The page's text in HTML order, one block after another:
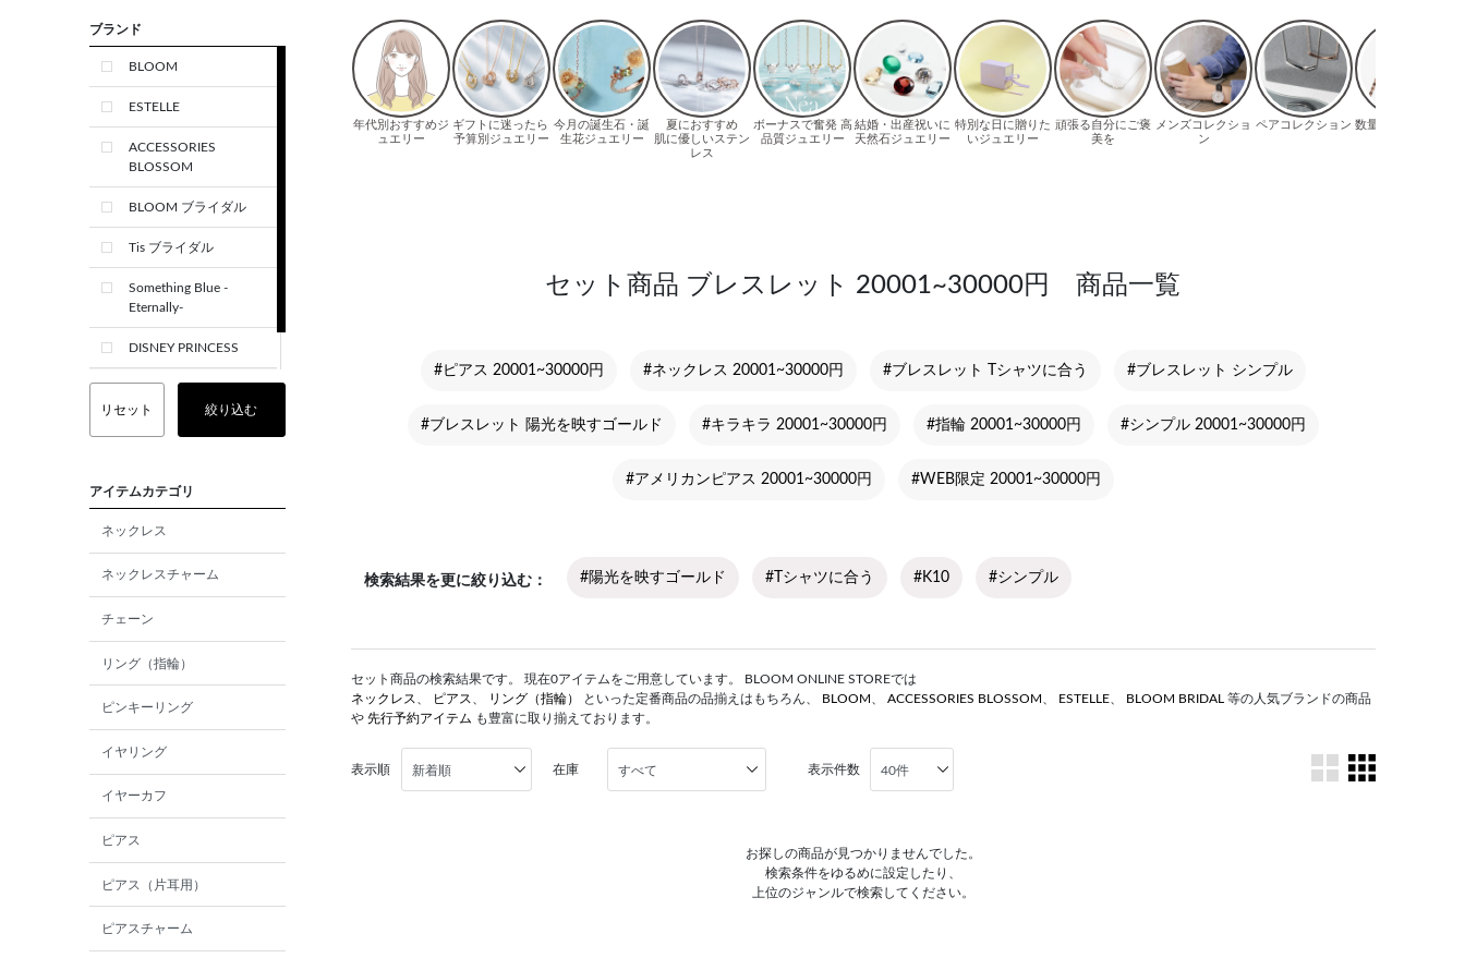
ブランド
BLOOM
ESTELLE
ACCESSORIES
BLOSSOM
BLOOM ブライダル
Tis ブライダル
Something Blue -
Eternally-
DISNEY PRINCESS
CREST+
リセット
絞り込む
アイテムカテゴリ
ネックレス
ネックレスチャーム
チェーン
リング（指輪）
ピンキーリング
イヤリング
イヤーカフ
ピアス
ピアス（片耳用）
ピアスチャーム
セット商品 ブレスレット 20001~30000円 商品一覧
#ピアス 20001~30000円 #ネックレス 20001~30000円 #ブレスレット Tシャツに合う #ブレスレット シンプル
#ブレスレット 陽光を映すゴールド #キラキラ 20001~30000円 #指輪 20001~30000円 #シンプル 20001~30000円
#アメリカンピアス 20001~30000円 #WEB限定 20001~30000円
検索結果を更に絞り込む #陽光を映すゴールド #Tシャツに合う #K10 #シンプル
セット商品の検索結果です。 現在0アイテムをご用意しています。 BLOOM ONLINE STOREでは
ネックレス
ピアス リング（指輪） といった定番商品の品揃えはもちろん、 BLOOM ACCESSORIES BLOSSOM ESTELLE BLOOM BRIDAL 等の人気ブランドの商品
や 先行予約アイテム も豊富に取り揃えております。
表示順 在庫 表示件数
お探しの商品が見つかりませんでした。
検索条件をゆるめに設定したり、
上位のジャンルで検索してください。